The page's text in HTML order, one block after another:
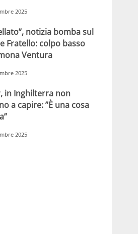
2025
notizia bomba sul
Fratello: colpo basso
Ventura
2025
in Inghilterra non
a capire: ”È una cosa
2025